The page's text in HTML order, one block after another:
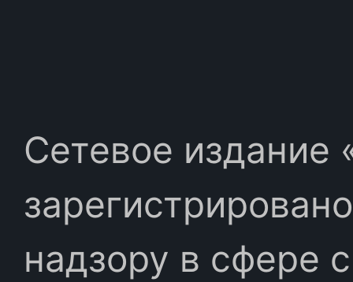
Сетевое издание
надзору в сфере